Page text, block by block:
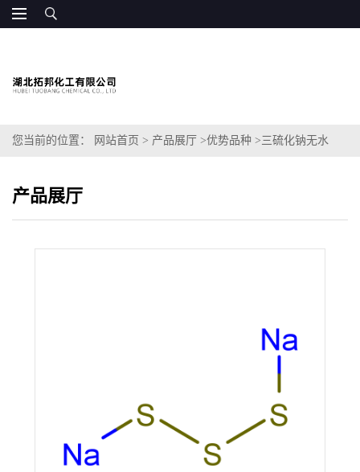
您当前的位置： 网站首页 > 产品展厅 >优势品种 >三硫化钠无水
产品展厅